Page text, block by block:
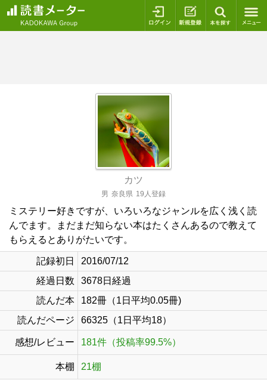
ログイン 新規登録
カツ
男 奈良県 19人登録
ミステリー好きですが、いろいろなジャンルを広く浅く読
んでます。まだまだ知らない本はたくさんあるので教えて
もらえるとありがたいです。
記録初日
2016/07/12
経過日数
3678日経過
読んだ本
182冊（1日平均0.05冊)
読んだページ
66325（1日平均18）
感想/レビュー 181件（投稿率99.5%）
本棚 21棚